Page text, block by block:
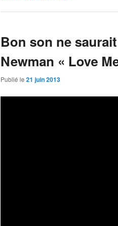
Bon son ne
Newman « Love
Publié le 21 juin 2013